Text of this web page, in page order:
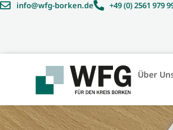
info@wfg-borken.de +49 (0) 2561 979
Über